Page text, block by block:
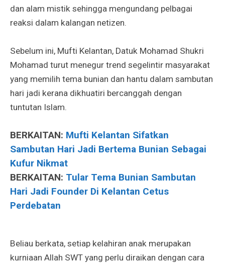
dan alam mistik sehingga mengundang pelbagai
reaksi dalam kalangan netizen.
Sebelum ini, Mufti Kelantan, Datuk Mohamad Shukri
Mohamad turut menegur trend segelintir masyarakat
yang memilih tema bunian dan hantu dalam sambutan
hari jadi kerana dikhuatiri bercanggah dengan
tuntutan Islam.
BERKAITAN: Mufti Kelantan Sifatkan
Sambutan Hari Jadi Bertema Bunian Sebagai
Kufur Nikmat
BERKAITAN: Tular Tema Bunian Sambutan
Hari Jadi Founder Di Kelantan Cetus
Perdebatan
Beliau berkata, setiap kelahiran anak merupakan
kurniaan Allah SWT yang perlu diraikan dengan cara